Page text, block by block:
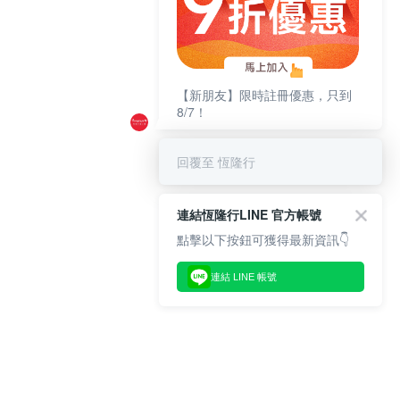
【新朋友】限時註冊優惠，只到
8/7！
回覆至 恆隆行
連結恆隆行LINE 官方帳號
點擊以下按鈕可獲得最新資訊👇
連結 LINE 帳號